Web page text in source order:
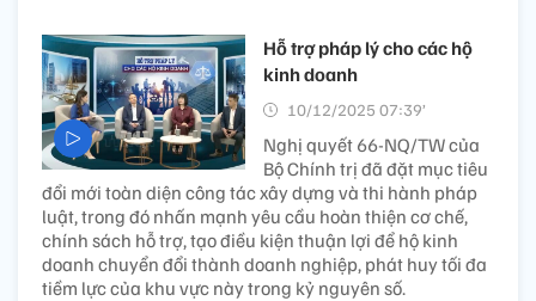
Hỗ trợ pháp lý cho các hộ
kinh doanh
10/12/2025 07:39’
Nghị quyết 66-NQ/TW của
Bộ Chính trị đã đặt mục tiêu
đổi mới toàn diện công tác xây dựng và thi hành pháp
luật, trong đó nhấn mạnh yêu cầu hoàn thiện cơ chế,
chính sách hỗ trợ, tạo điều kiện thuận lợi để hộ kinh
doanh chuyển đổi thành doanh nghiệp, phát huy tối đa
tiềm lực của khu vực này trong kỷ nguyên số.